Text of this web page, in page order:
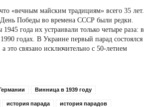
«вечным майским традициям» всего 35 лет.
Победы во времена СССР были редки.
года их устраивали только четыре раза: в
годах. В Украине первый парад состоялся
а это связано исключительно с 50-летием
Винница в 1939 году
история парада история парадов